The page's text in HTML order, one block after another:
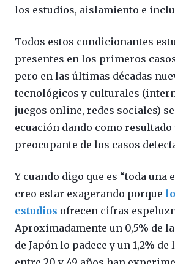
los estudios, aislamiento e
Todos estos condicionantes
presentes en los primeros
pero en las últimas décadas
tecnológicos y culturales
juegos online, redes sociales)
ecuación dando como
preocupante de los casos
Y cuando digo que es “toda una
creo estar exagerando porque
estudios ofrecen cifras
Aproximadamente un 0,5% de
de Japón lo padece y un 1,2% de